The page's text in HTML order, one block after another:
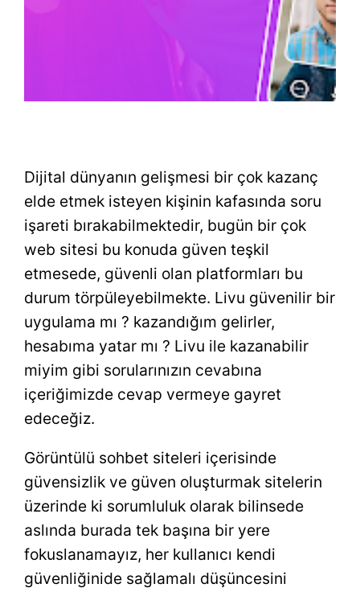
Dijital dünyanın gelişmesi bir çok kazanç
elde etmek isteyen kişinin kafasında soru
işareti bırakabilmektedir, bugün bir çok
web sitesi bu konuda güven teşkil
etmesede, güvenli olan platformları bu
durum törpüleyebilmekte. Livu güvenilir bir
uygulama mı ? kazandığım gelirler,
hesabıma yatar mı ? Livu ile kazanabilir
miyim gibi sorularınızın cevabına
içeriğimizde cevap vermeye gayret
edeceğiz.
Görüntülü sohbet siteleri içerisinde
güvensizlik ve güven oluşturmak sitelerin
üzerinde ki sorumluluk olarak bilinsede
aslında burada tek başına bir yere
fokuslanamayız, her kullanıcı kendi
güvenliğinide sağlamalı düşüncesini